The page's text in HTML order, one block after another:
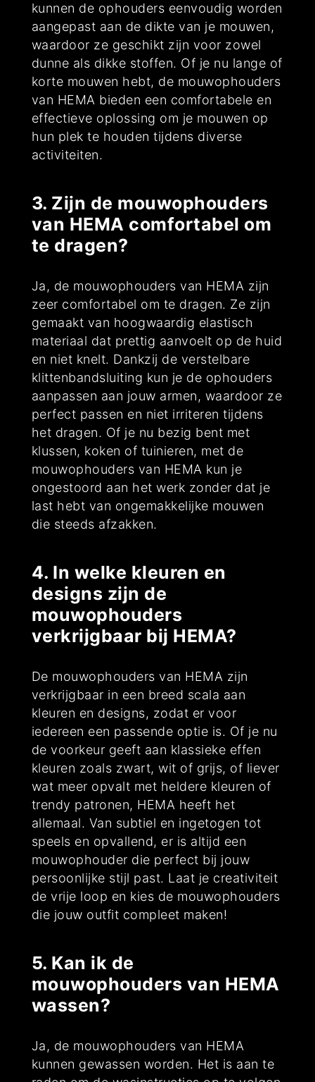
kunnen de ophouders eenvoudig worden
aangepast aan de dikte van je mouwen,
waardoor ze geschikt zijn voor zowel
dunne als dikke stoffen. Of je nu lange of
korte mouwen hebt, de mouwophouders
van HEMA bieden een comfortabele en
effectieve oplossing om je mouwen op
hun plek te houden tijdens diverse
activiteiten.
3. Zijn de mouwophouders
van HEMA comfortabel om
te dragen?
Ja, de mouwophouders van HEMA zijn
zeer comfortabel om te dragen. Ze zijn
gemaakt van hoogwaardig elastisch
materiaal dat prettig aanvoelt op de huid
en niet knelt. Dankzij de verstelbare
klittenbandsluiting kun je de ophouders
aanpassen aan jouw armen, waardoor ze
perfect passen en niet irriteren tijdens
het dragen. Of je nu bezig bent met
klussen, koken of tuinieren, met de
mouwophouders van HEMA kun je
ongestoord aan het werk zonder dat je
last hebt van ongemakkelijke mouwen
die steeds afzakken.
4. In welke kleuren en
designs zijn de
mouwophouders
verkrijgbaar bij HEMA?
De mouwophouders van HEMA zijn
verkrijgbaar in een breed scala aan
kleuren en designs, zodat er voor
iedereen een passende optie is. Of je nu
de voorkeur geeft aan klassieke effen
kleuren zoals zwart, wit of grijs, of liever
wat meer opvalt met heldere kleuren of
trendy patronen, HEMA heeft het
allemaal. Van subtiel en ingetogen tot
speels en opvallend, er is altijd een
mouwophouder die perfect bij jouw
persoonlijke stijl past. Laat je creativiteit
de vrije loop en kies de mouwophouders
die jouw outfit compleet maken!
5. Kan ik de
mouwophouders van HEMA
wassen?
Ja, de mouwophouders van HEMA
kunnen gewassen worden. Het is aan te